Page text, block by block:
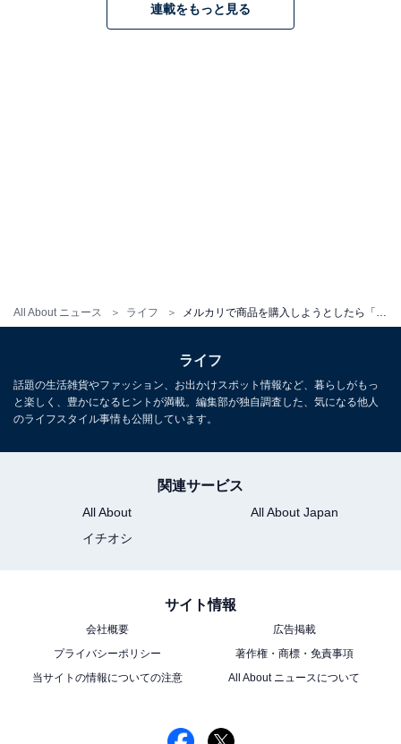
All About ニュース ライフ
連載をもっと見る
ライフ
話題の生活雑貨やファッション、お出かけスポット情報など、暮らしがもっ
と楽しく、豊かになるヒントが満載。編集部が独自調査した、気になる他人
のライフスタイル事情も公開しています。
関連サービス
All About
All About Japan
イチオシ
サイト情報
会社概要
広告掲載
プライバシーポリシー
著作権・商標・免責事項
当サイトの情報についての注意
All About ニュースについて